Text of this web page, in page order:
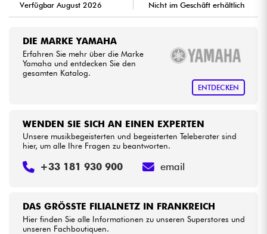
Kinder
Kabel & Zubehöre
HiFi
Sehen Sie sich unsere Marken an
Verfügbar August 2026
Nicht im Geschäft erhältlich
DIE MARKE YAMAHA
Erfahren Sie mehr über die Marke
Yamaha und entdecken Sie den
gesamten Katalog.
ENTDECKEN
DAS GRÖSSTE FILIALNETZ IN FRANKREICH
Hier finden Sie alle Informationen zu unseren Superstores und
unseren Fachboutiquen.
WENDEN SIE SICH AN EINEN EXPERTEN
Unsere musikbegeisterten und begeisterten Teleberater sind
hier, um alle Ihre Fragen zu beantworten.
+33 181 930 900 email